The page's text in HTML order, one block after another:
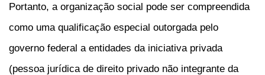
Portanto, a organização social pode ser compreendida
como uma qualificação especial outorgada pelo
governo federal a entidades da iniciativa privada
(pessoa jurídica de direito privado não integrante da